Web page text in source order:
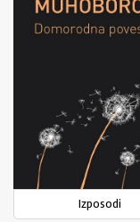
Izposodi